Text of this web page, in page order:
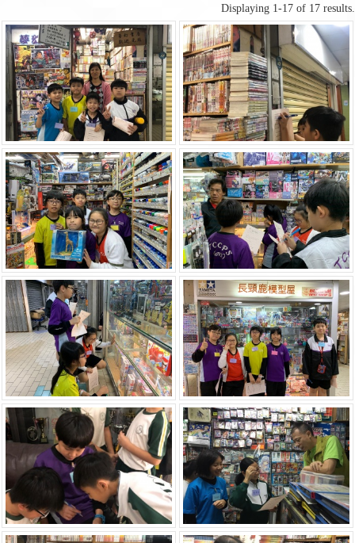
Displaying 1-17 of 17 results.